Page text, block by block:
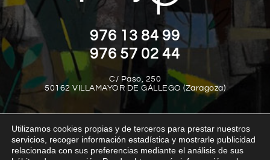
976 13 84 99
976 57 02 44
C/ Paso, 250
50162 VILLAMAYOR DE GÁLLEGO (Zaragoza)
Utilizamos cookies propias y de terceros para prestar nuestros
servicios, recoger información estadística y mostrarle publicidad
relacionada con sus preferencias mediante el análisis de sus